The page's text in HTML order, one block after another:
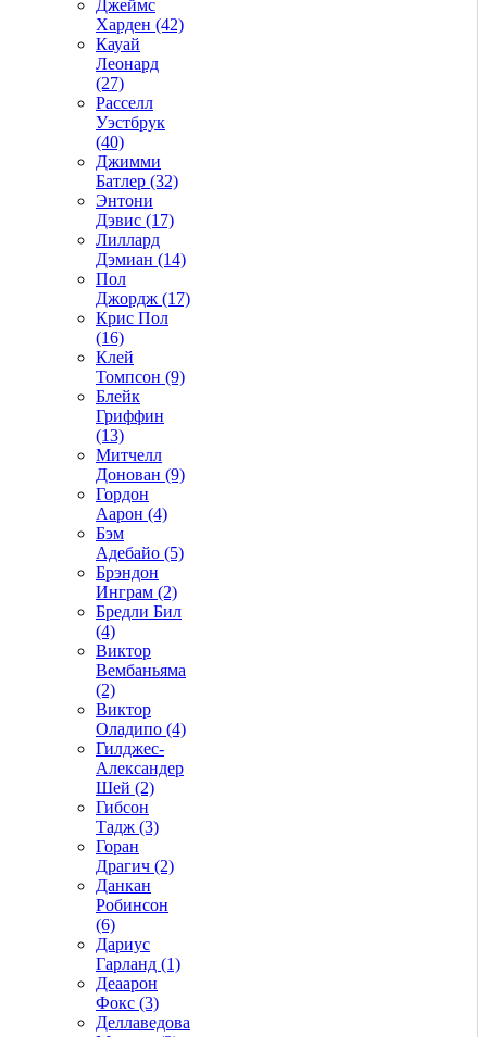
Джеймс
Харден (42)
Кауай
Леонард
(27)
Расселл
Уэстбрук
(40)
Джимми
Батлер (32)
Энтони
Дэвис (17)
Лиллард
Дэмиан (14)
Пол
Джордж (17)
Крис Пол
(16)
Клей
Томпсон (9)
Блейк
Гриффин
(13)
Митчелл
Донован (9)
Гордон
Аарон (4)
Бэм
Адебайо (5)
Брэндон
Инграм (2)
Бредли Бил
(4)
Виктор
Вембаньяма
(2)
Виктор
Оладипо (4)
Гилджес-
Александер
Шей (2)
Гибсон
Тадж (3)
Горан
Драгич (2)
Данкан
Робинсон
(6)
Дариус
Гарланд (1)
Деаарон
Фокс (3)
Деллаведова